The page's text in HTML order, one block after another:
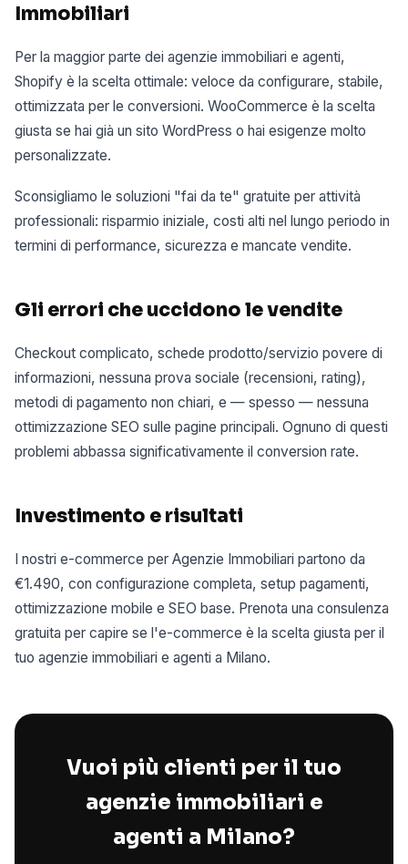
Immobiliari
Per la maggior parte dei agenzie immobiliari e agenti,
Shopify è la scelta ottimale: veloce da configurare, stabile,
ottimizzata per le conversioni. WooCommerce è la scelta
giusta se hai già un sito WordPress o hai esigenze molto
personalizzate.
Sconsigliamo le soluzioni "fai da te" gratuite per attività
professionali: risparmio iniziale, costi alti nel lungo periodo in
termini di performance, sicurezza e mancate vendite.
Gli errori che uccidono le vendite
Checkout complicato, schede prodotto/servizio povere di
informazioni, nessuna prova sociale (recensioni, rating),
metodi di pagamento non chiari, e — spesso — nessuna
ottimizzazione SEO sulle pagine principali. Ognuno di questi
problemi abbassa significativamente il conversion rate.
Investimento e risultati
I nostri e-commerce per Agenzie Immobiliari partono da
€1.490, con configurazione completa, setup pagamenti,
ottimizzazione mobile e SEO base. Prenota una consulenza
gratuita per capire se l'e-commerce è la scelta giusta per il
tuo agenzie immobiliari e agenti a Milano.
Vuoi più clienti per il tuo
agenzie immobiliari e
agenti a Milano?